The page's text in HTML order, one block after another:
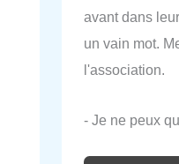
avant dans
un vain mot.
l'association.
- Je ne peux